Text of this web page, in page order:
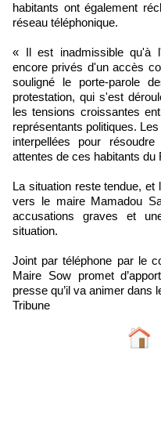
habitants ont également
réseau téléphonique.
« Il est inadmissible qu'à
encore privés d'un accès
souligné le porte-parole
protestation, qui s'est
les tensions croissantes
représentants politiques.
interpellées pour
attentes de ces habitants du
La situation reste tendue,
vers le maire Mamadou
accusations graves et
situation.
Joint par téléphone par le
Maire Sow promet
presse qu’il va animer dans
Tribune